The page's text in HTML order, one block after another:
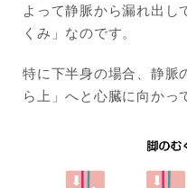
よって静脈から漏れ出し
くみ」なのです。
特に下半身の場合、静脈
ら上」へと心臓に向かっ